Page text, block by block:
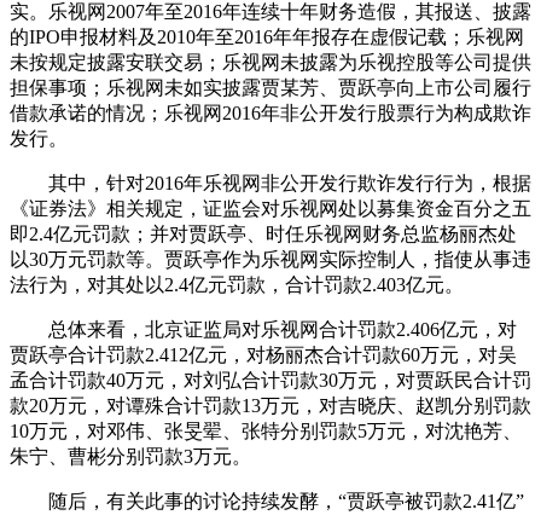
实。乐视网2007年至2016年连续十年财务造假，其报送、披露
的IPO申报材料及2010年至2016年年报存在虚假记载；乐视网
未按规定披露安联交易；乐视网未披露为乐视控股等公司提供
担保事项；乐视网未如实披露贾某芳、贾跃亭向上市公司履行
借款承诺的情况；乐视网2016年非公开发行股票行为构成欺诈
发行。
其中，针对2016年乐视网非公开发行欺诈发行行为，根据
《证券法》相关规定，证监会对乐视网处以募集资金百分之五
即2.4亿元罚款；并对贾跃亭、时任乐视网财务总监杨丽杰处
以30万元罚款等。贾跃亭作为乐视网实际控制人，指使从事违
法行为，对其处以2.4亿元罚款，合计罚款2.403亿元。
总体来看，北京证监局对乐视网合计罚款2.406亿元，对
贾跃亭合计罚款2.412亿元，对杨丽杰合计罚款60万元，对吴
孟合计罚款40万元，对刘弘合计罚款30万元，对贾跃民合计罚
款20万元，对谭殊合计罚款13万元，对吉晓庆、赵凯分别罚款
10万元，对邓伟、张旻翚、张特分别罚款5万元，对沈艳芳、
朱宁、曹彬分别罚款3万元。
随后，有关此事的讨论持续发酵，“贾跃亭被罚款2.41亿”